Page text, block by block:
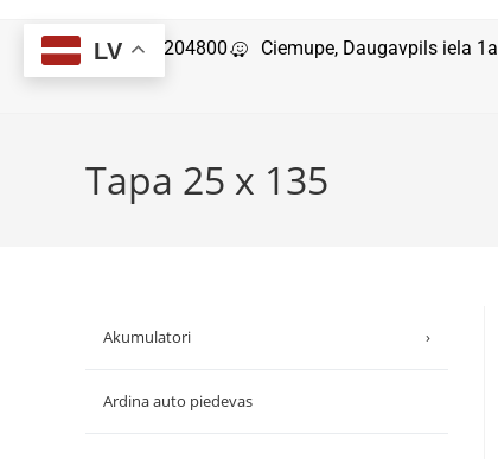
29204800 Ciemupe, Daugavpils iela 1a
Tapa 25 x 135
Akumulatori ›
Ardina auto piedevas
LV